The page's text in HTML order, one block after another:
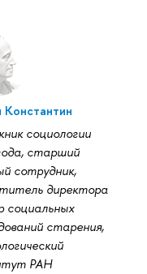
Константин
социологии
старший
сотрудник,
директора
социальных
старения,
РАН